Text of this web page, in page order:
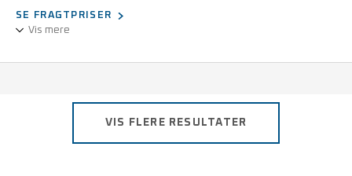
SE FRAGTPRISER
Vis mere
ønskes jordforbundet, tilsluttes jordingeterminalen.
VIS FLERE RESULTATER